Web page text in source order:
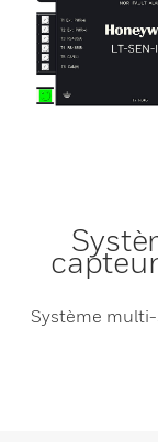
Système